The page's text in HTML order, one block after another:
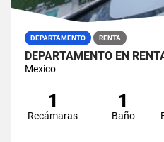
DEPARTAMENTO RENTA
DEPARTAMENTO EN
Mexico
1
Recámaras
1
Baño